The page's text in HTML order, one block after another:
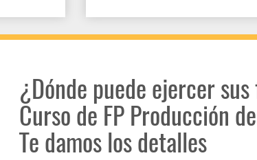
¿Dónde puede ejercer
Curso de FP Producción
Te damos los detalles